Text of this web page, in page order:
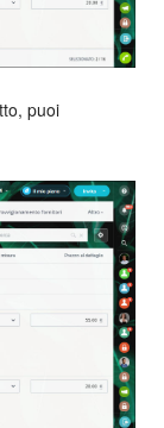
puoi